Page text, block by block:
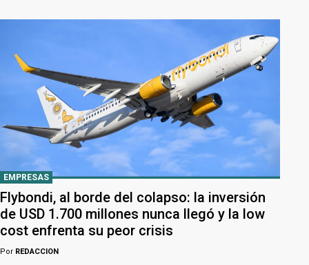
EMPRESAS
Flybondi, al borde del colapso: la inversión
de USD 1.700 millones nunca llegó y la low
cost enfrenta su peor crisis
Por REDACCION